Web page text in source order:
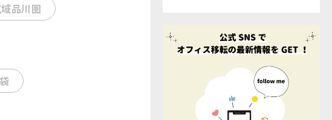
品川圏
す。 本記事では、電話番号を変
えずに移転する方法と番号が変わ
番号を維持できるサービスについ
て解説します。 ご相談は無料！